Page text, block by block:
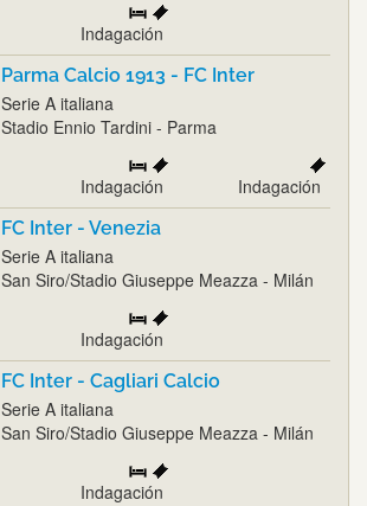
Indagación
Parma Calcio 1913 - FC Inter
Serie A italiana
Stadio Ennio Tardini - Parma
Indagación Indagación
FC Inter - Venezia
Serie A italiana
San Siro/Stadio Giuseppe Meazza - Milán
Indagación
FC Inter - Cagliari Calcio
Serie A italiana
San Siro/Stadio Giuseppe Meazza - Milán
Indagación